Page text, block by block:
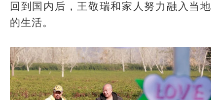
回到国内后，王敬瑞和家人努力融入当地
的生活。